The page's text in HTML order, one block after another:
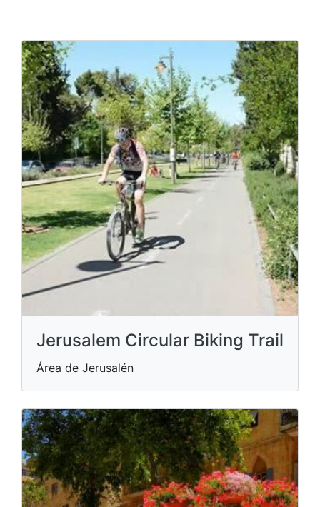
Jerusalem Circular Biking Trail
Área de Jerusalén